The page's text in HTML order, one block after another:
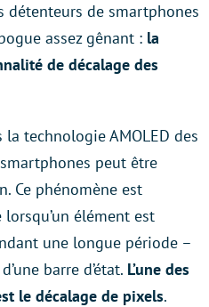
détenteurs de smartphones
assez gênant : la
de décalage des
la technologie AMOLED des
peut être
Ce phénomène est
élément est
une longue période –
barre d’état. L’une des
le décalage de pixels.